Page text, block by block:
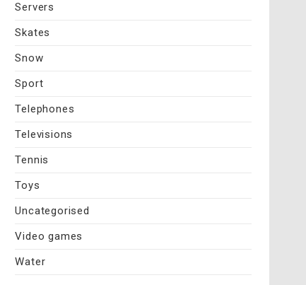
Servers
Skates
Snow
Sport
Telephones
Televisions
Tennis
Toys
Uncategorised
Video games
Water